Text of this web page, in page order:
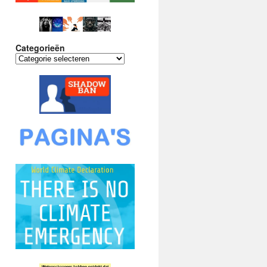
Categorieën
Categorieën